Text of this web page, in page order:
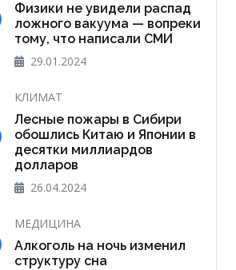
Физики не увидели распад
ложного вакуума — вопреки
тому, что написали СМИ
29.01.2024
КЛИМАТ
Лесные пожары в Сибири
обошлись Китаю и Японии в
десятки миллиардов
долларов
26.04.2024
МЕДИЦИНА
Алкоголь на ночь изменил
структуру сна